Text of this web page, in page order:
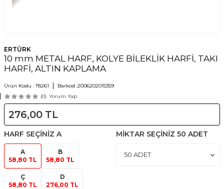
ERTÜRK
10 mm METAL HARF, KOLYE BİLEKLİK HARFİ, TAKI
HARFİ, ALTIN KAPLAMA
Ürün Kodu :T8261 Barkod :2006202015359
(0) Yorum Yap
276,00 TL
HARF SEÇİNİZ A
A
58,80 TL
B
58,80 TL
Ç
58,80 TL
D
276,00 TL
MİKTAR SEÇİNİZ 50 ADET